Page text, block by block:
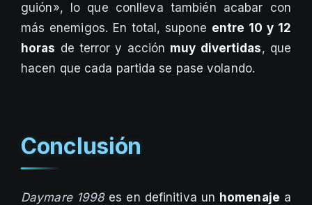
guión», lo que conlleva también acabar con
más enemigos. En total, supone entre 10 y 12
horas de terror y acción muy divertidas, que
hacen que cada partida se pase volando.
Conclusión
Daymare 1998es en definitiva un homenaje a